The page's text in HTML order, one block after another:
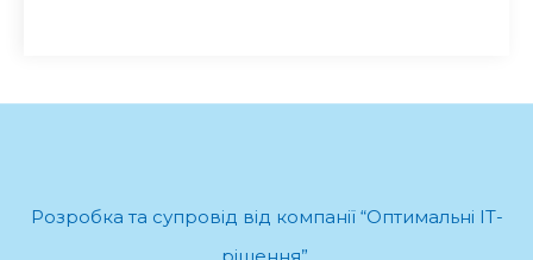
Розробка та супровід від компанії “Оптимальні ІТ-